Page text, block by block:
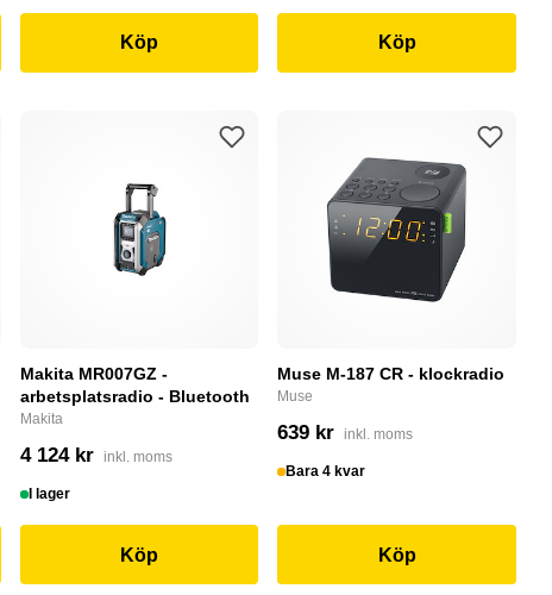
Köp Köp
Makita MR007GZ -
arbetsplatsradio - Bluetooth
Makita
4 124 kr inkl. moms
I lager
Köp
Muse M-187 CR - klockradio
Muse
639 kr inkl. moms
Bara 4 kvar
Köp